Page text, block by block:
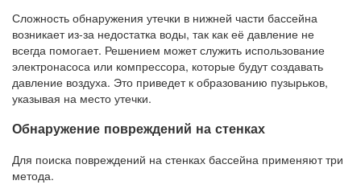
Сложность обнаружения утечки в нижней части бассейна
возникает из-за недостатка воды, так как её давление не
всегда помогает. Решением может служить использование
электронасоса или компрессора, которые будут создавать
давление воздуха. Это приведет к образованию пузырьков,
указывая на место утечки.
Обнаружение повреждений на стенках
Для поиска повреждений на стенках бассейна применяют три
метода.